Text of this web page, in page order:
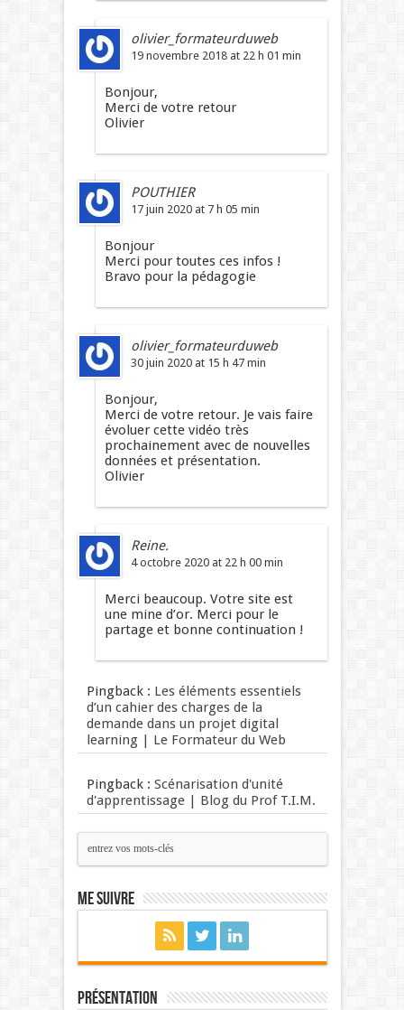
olivier_formateurduweb
19 novembre 2018 at 22 h 01 min
Bonjour,
Merci de votre retour
Olivier
POUTHIER
17 juin 2020 at 7 h 05 min
Bonjour
Merci pour toutes ces infos !
Bravo pour la pédagogie
olivier_formateurduweb
30 juin 2020 at 15 h 47 min
Bonjour,
Merci de votre retour. Je vais faire
évoluer cette vidéo très
prochainement avec de nouvelles
données et présentation.
Olivier
Reine.
4 octobre 2020 at 22 h 00 min
Merci beaucoup. Votre site est
une mine d’or. Merci pour le
partage et bonne continuation !
Pingback : Les éléments essentiels
d’un cahier des charges de la
demande dans un projet digital
learning | Le Formateur du Web
Pingback : Scénarisation d'unité
d'apprentissage | Blog du Prof T.I.M.
Me suivre
Présentation